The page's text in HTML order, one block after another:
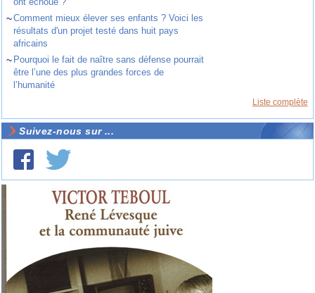
~Comment mieux élever ses enfants ? Voici les
résultats d'un projet testé dans huit pays
africains
~ Pourquoi le fait de naître sans défense pourrait
être l’une des plus grandes forces de
l’humanité
Liste complète
Suivez-nous sur ...